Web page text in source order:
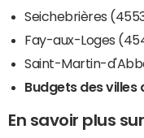
Seichebrières
Fay-aux-Loges
Saint-Martin-
Budgets des villes
En savoir plus